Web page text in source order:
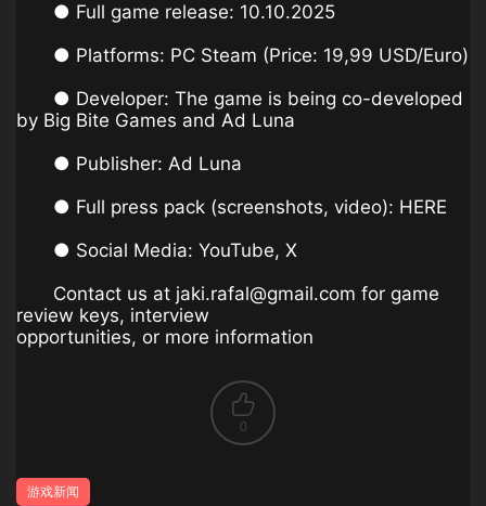
● Full game release: 10.10.2025
● Platforms: PC Steam (Price: 19,99 USD/Euro)
● Developer: The game is being co-developed
by Big Bite Games and Ad Luna
● Publisher: Ad Luna
● Full press pack (screenshots, video): HERE
● Social Media: YouTube, X
Contact us at jaki.rafal@gmail.com for game
review keys, interview
opportunities, or more information
0
游戏新闻